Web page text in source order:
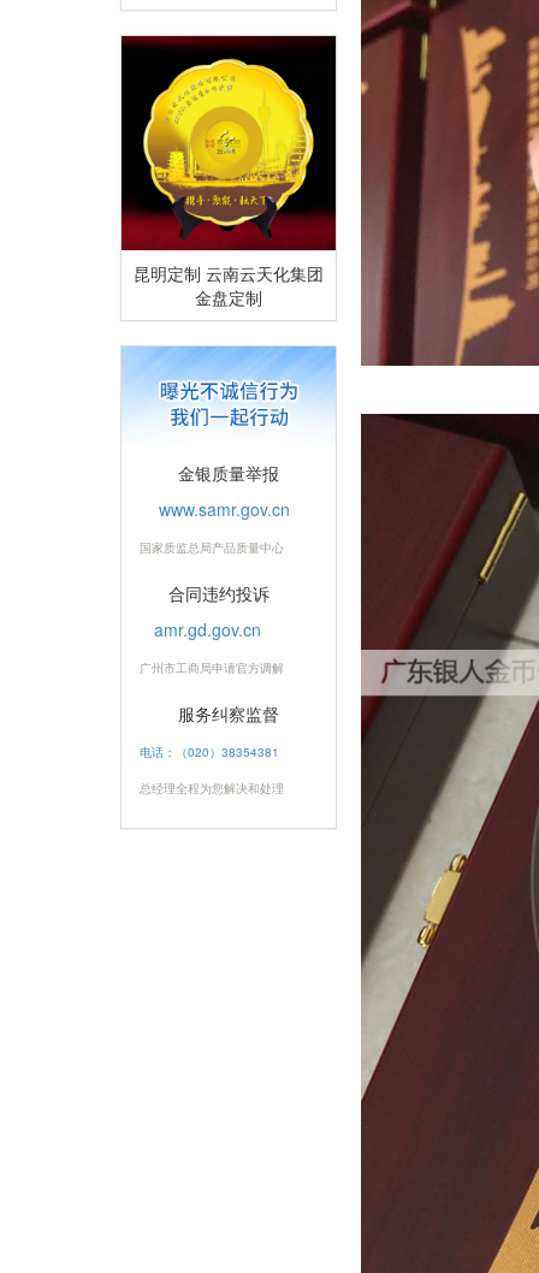
昆明定制 云南云天化集团
金盘定制
金银质量举报
www.samr.gov.cn
国家质监总局产品质量中心
合同违约投诉
amr.gd.gov.cn
广州市工商局申请官方调解
服务纠察监督
电话：（020）38354381
总经理全程为您解决和处理